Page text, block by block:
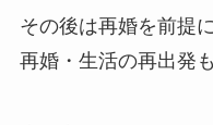
その後は再婚を前提
再婚・生活の再出発